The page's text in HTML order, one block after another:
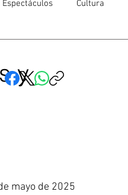
Espectáculos Cultura
Cabos
y
mayo de 2025